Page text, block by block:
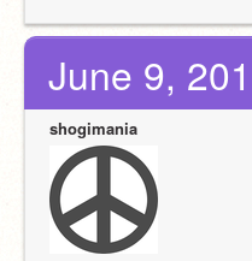
June 9,
shogimania